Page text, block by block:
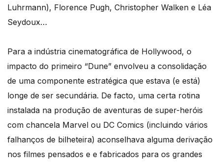
Luhrmann), Florence Pugh, Christopher Walken e Léa
Seydoux…
Para a indústria cinematográfica de Hollywood, o
impacto do primeiro “Dune” envolveu a consolidação
de uma componente estratégica que estava (e está)
longe de ser secundária. De facto, uma certa rotina
instalada na produção de aventuras de super-heróis
com chancela Marvel ou DC Comics (incluindo vários
falhanços de bilheteira) aconselhava alguma derivação
nos filmes pensados e e fabricados para os grandes